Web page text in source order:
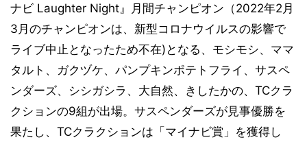
ナビ Laughter Night』月間チャンピオン（2022年2月
3月のチャンピオンは、新型コロナウイルスの影響で
ライブ中止となったため不在)となる、モシモシ、ママ
タルト、ガクヅケ、パンプキンポテトフライ、サスペ
ンダーズ、シシガシラ、大自然、きしたかの、TCクラ
クションの9組が出場。サスペンダーズが見事優勝を
果たし、TCクラクションは「マイナビ賞」を獲得し